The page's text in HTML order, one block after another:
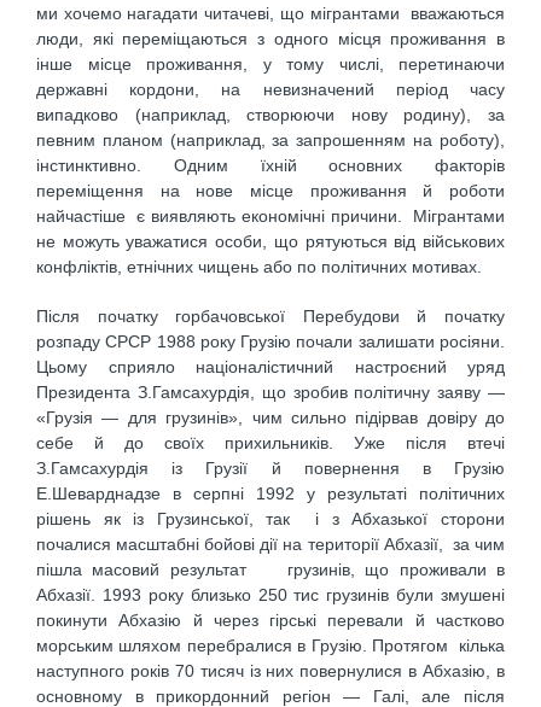
ми хочемо нагадати читачеві, що мігрантами вважаються
люди, які переміщаються з одного місця проживання в
інше місце проживання, у тому числі, перетинаючи
державні кордони, на невизначений період часу
випадково (наприклад, створюючи нову родину), за
певним планом (наприклад, за запрошенням на роботу),
інстинктивно. Одним їхній основних факторів
переміщення на нове місце проживання й роботи
найчастіше є виявляють економічні причини. Мігрантами
не можуть уважатися особи, що рятуються від військових
конфліктів, етнічних чищень або по політичних мотивах.
Після початку горбачовської Перебудови й початку
розпаду СРСР 1988 року Грузію почали залишати росіяни.
Цьому сприяло націоналістичний настроєний уряд
Президента З.Гамсахурдія, що зробив політичну заяву —
«Грузія — для грузинів», чим сильно підірвав довіру до
себе й до своїх прихильників. Уже після втечі
З.Гамсахурдія із Грузії й повернення в Грузію
Е.Шеварднадзе в серпні 1992 у результаті політичних
рішень як із Грузинської, так і з Абхазької сторони
почалися масштабні бойові дії на території Абхазії, за чим
пішла масовий результат грузинів, що проживали в
Абхазії. 1993 року близько 250 тис грузинів були змушені
покинути Абхазію й через гірські перевали й частково
морським шляхом перебралися в Грузію. Протягом кілька
наступного років 70 тисяч із них повернулися в Абхазію, в
основному в прикордонний регіон — Галі, але після